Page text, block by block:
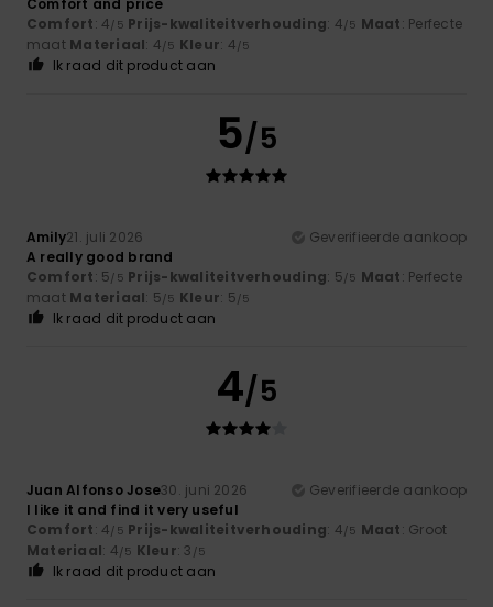
Comfort: 4/5 Prijs-kwaliteitverhouding: 4/5 Maat: Perfecte
maat Materiaal: 4/5 Kleur: 4/5
Ik raad dit product aan
5/5
Amily21. juli 2026
Geverifieerde aankoop
A really good brand
Comfort: 5/5 Prijs-kwaliteitverhouding: 5/5 Maat: Perfecte
maat Materiaal: 5/5 Kleur: 5/5
Ik raad dit product aan
4/5
Juan Alfonso Jose30. juni 2026
Geverifieerde aankoop
I like it and find it very useful
Comfort: 4/5 Prijs-kwaliteitverhouding: 4/5 Maat: Groot
Materiaal: 4/5 Kleur: 3 /5
Ik raad dit product aan